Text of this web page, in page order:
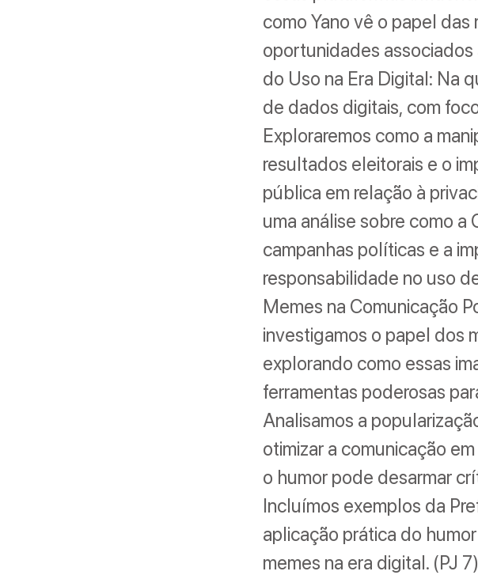
como Yano vê o papel
oportunidades
do Uso na Era Digital: Na
de dados digitais, com
Exploraremos como a
resultados eleitorais e o
pública em relação à
uma análise sobre como
campanhas políticas e a
responsabilidade no uso
Memes na Comunicação
investigamos o papel dos
explorando como essas
ferramentas poderosas
Analisamos a
otimizar a comunicação
o humor pode desarmar
Incluímos exemplos da
aplicação prática do
memes na era digital. (PJ